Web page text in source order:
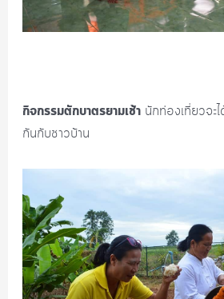
กิจกรรมตักบาตรยามเช้านักท่องเที่ยวจะ
กันกับชาวบ้าน